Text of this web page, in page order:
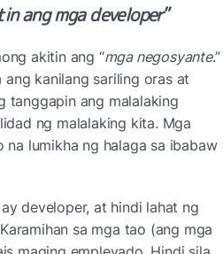
ang mga developer”
akitin ang “mga negosyante.”
kanilang sariling oras at
tanggapin ang malalaking
ng malalaking kita. Mga
na lumikha ng halaga sa ibabaw
developer, at hindi lahat ng
sa mga tao (ang mga